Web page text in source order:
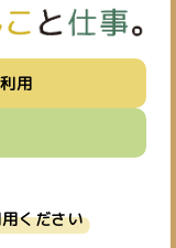
用
ください